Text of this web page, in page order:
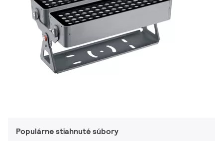
Populárne stiahnuté súbory